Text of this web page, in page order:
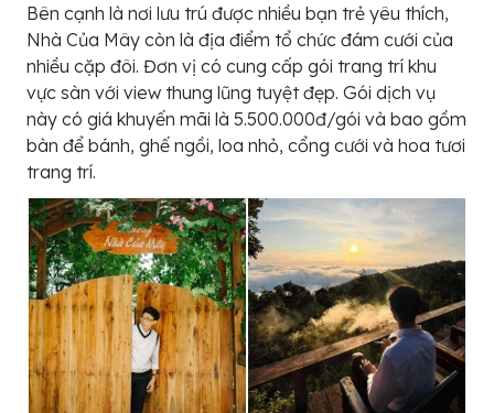
Bên cạnh là nơi lưu trú được nhiều bạn trẻ yêu thích,
Nhà Của Mây còn là địa điểm tổ chức đám cưới của
nhiều cặp đôi. Đơn vị có cung cấp gói trang trí khu
vực sàn với view thung lũng tuyệt đẹp. Gói dịch vụ
này có giá khuyến mãi là 5.500.000đ/gói và bao gồm
bàn để bánh, ghế ngồi, loa nhỏ, cổng cưới và hoa tươi
trang trí.